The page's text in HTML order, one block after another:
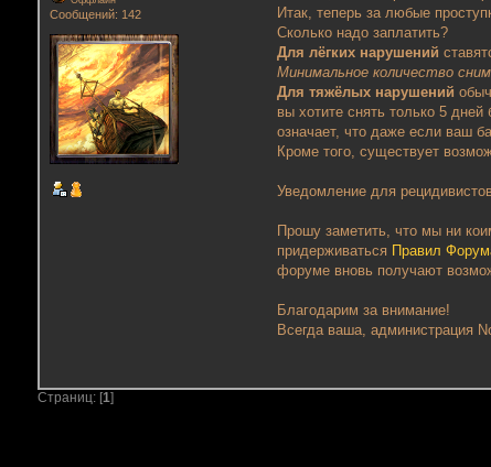
Сообщений: 142
Итак, теперь за любые
Сколько надо заплатить?
Для лёгких нарушений
Минимальное количество
Для тяжёлых нарушений
вы хотите снять только 5
означает, что даже если ваш
Кроме того, существует
Уведомление для
Прошу заметить, что мы ни
придерживаться Правил
форуме вновь получают
Благодарим за внимание!
Всегда ваша, администрация
Страниц: [1]